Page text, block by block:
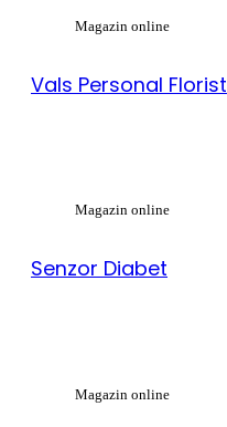
Magazin online
Vals Personal Florist
Magazin online
Senzor Diabet
Magazin online